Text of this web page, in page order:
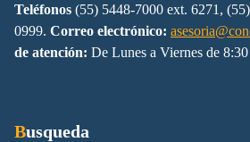
Teléfonos (55) 5448-7000 ext. 6271,
0999. Correo electrónico:
de atención: De Lunes a Viernes de
Busqueda